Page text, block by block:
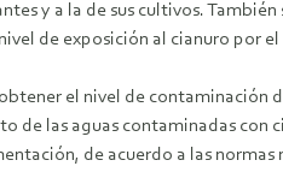
y a la de sus cultivos.
de exposición al cianuro por
el nivel de contaminación
de las aguas contaminadas con
de acuerdo a las